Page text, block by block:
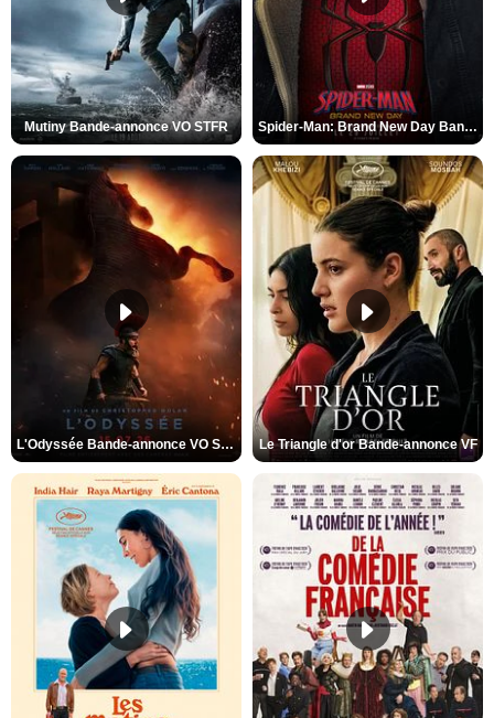
Mutiny Bande-annonce VO STFR Spider-Man: Brand New Day Bande-annonce VO STFR
L'Odyssée Bande-annonce VO STFR Le Triangle d'or Bande-annonce VF